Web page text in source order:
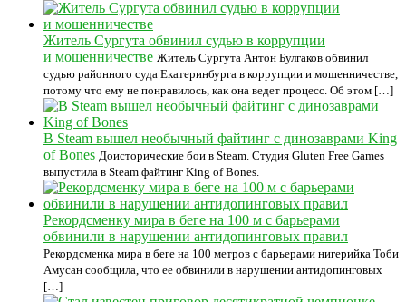
Житель Сургута обвинил судью в коррупции
и мошенничестве Житель Сургута Антон Булгаков обвинил
судью районного суда Екатеринбурга в коррупции и мошенничестве,
потому что ему не понравилось, как она ведет процесс. Об этом […]
В Steam вышел необычный файтинг с динозаврами King
of Bones Доисторические бои в Steam. Студия Gluten Free Games
выпустила в Steam файтинг King of Bones.
Рекордсменку мира в беге на 100 м с барьерами
обвинили в нарушении антидопинговых правил
Рекордсменка мира в беге на 100 метров с барьерами нигерийка Тоби
Амусан сообщила, что ее обвинили в нарушении антидопинговых
[…]